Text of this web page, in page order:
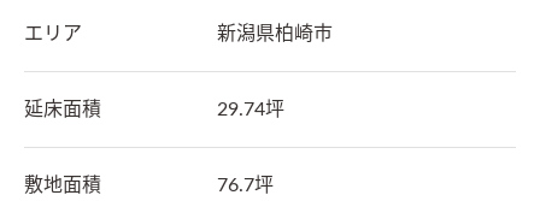
エリア 新潟県柏崎市
延床面積 29.74坪
敷地面積 76.7坪